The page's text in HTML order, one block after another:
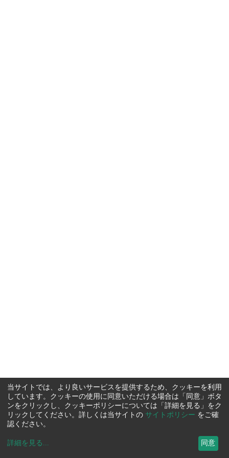
当サイトでは、より良いサービスを提供するため、クッキーを利用
しています。クッキーの使用に同意いただける場合は「同意」ボタ
ンをクリックし、クッキーポリシーについては「詳細を見る」をク
リックしてください。詳しくは当サイトの サイトポリシー をご確
認ください。
詳細を見る ... 同意